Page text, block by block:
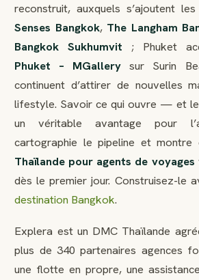
reconstruit, auxquels s’ajoutent
Senses Bangkok, The Langham
Bangkok Sukhumvit ; Phuket
Phuket – MGallery sur Surin
continuent d’attirer de nouvelles
lifestyle. Savoir ce qui ouvre — et
un véritable avantage pour
cartographie le pipeline et montre
Thaïlande pour agents de voyages
dès le premier jour. Construisez-le
destination Bangkok.
Explera est un DMC Thaïlande
plus de 340 partenaires agences
une flotte en propre, une